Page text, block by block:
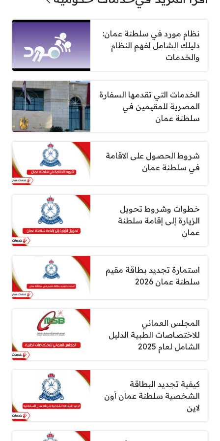
نظام مورد في سلطنة عمان:
دليلك الشامل لفهم النظام
والخدمات
الخدمات التي تقدمها السفارة
المصرية للمقيمين في
سلطنة عمان
شروط الحصول على الاقامة
في سلطنة عمان
خطوات وشروط تحويل
الزيارة إلى إقامة سلطنة
عمان
استمارة تجديد بطاقة مقيم
سلطنة عمان 2026
المجلس العماني
للاختصاصات الطبية الدليل
الشامل لعام 2025
كيفية تجديد البطاقة
الشخصية سلطنة عمان أون
لاين